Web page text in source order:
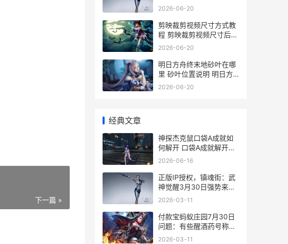
下一篇 »
求助问题
2026-06-20
剪映裁剪视频尺寸方式教
程 剪映裁剪视频尺寸后有
黑边
2026-06-20
明日方舟终末地砂叶在哪
里 砂叶位置说明 明日方
舟终末地下载入口
2026-06-20
经典文章
神探杰克鼠口袋A成就如
何解开 口袋A成就解开方
式 神探杰克有几部
2026-06-16
正版IP授权，镇魂街：武
神觉醒3月30日强势来
袭，解开守护灵羁绊 正版
2026-03-11
付款宝蚂蚁庄园7月30日
问题：有些醒酒药号称能
迅速降低血液酒精含量,应
2026-03-11